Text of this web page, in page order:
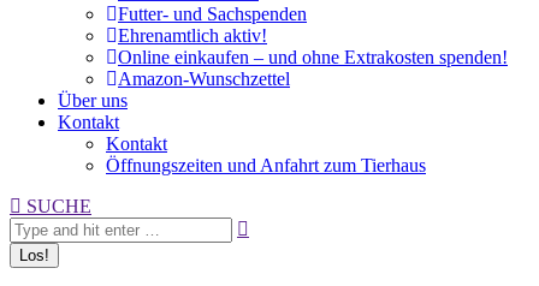
Futter- und Sachspenden
Ehrenamtlich aktiv!
Online einkaufen – und ohne Extrakosten spenden!
Amazon-Wunschzettel
Über uns
Kontakt
Kontakt
Öffnungszeiten und Anfahrt zum Tierhaus
Search:
SUCHE